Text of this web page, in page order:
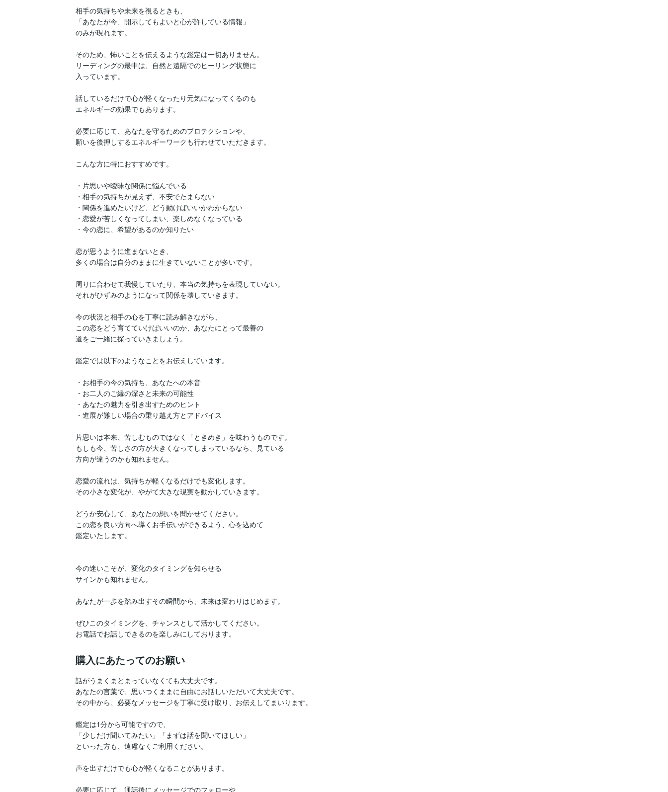
相手の気持ちや未来を視るときも、
「あなたが今、開示してもよいと心が許している情報」
のみが現れます。
そのため、怖いことを伝えるような鑑定は一切ありません。
リーディングの最中は、自然と遠隔でのヒーリング状態に
入っています。
話しているだけで心が軽くなったり元気になってくるのも
エネルギーの効果でもあります。
必要に応じて、あなたを守るためのプロテクションや、
願いを後押しするエネルギーワークも行わせていただきます。
こんな方に特におすすめです。
・片思いや曖昧な関係に悩んでいる
・相手の気持ちが見えず、不安でたまらない
・関係を進めたいけど、どう動けばいいかわからない
・恋愛が苦しくなってしまい、楽しめなくなっている
・今の恋に、希望があるのか知りたい
恋が思うように進まないとき、
多くの場合は自分のままに生きていないことが多いです。
周りに合わせて我慢していたり、本当の気持ちを表現していない。
それがひずみのようになって関係を壊していきます。
今の状況と相手の心を丁寧に読み解きながら、
この恋をどう育てていけばいいのか、あなたにとって最善の
道をご一緒に探っていきましょう。
鑑定では以下のようなことをお伝えしています。
・お相手の今の気持ち、あなたへの本音
・お二人のご縁の深さと未来の可能性
・あなたの魅力を引き出すためのヒント
・進展が難しい場合の乗り越え方とアドバイス
片思いは本来、苦しむものではなく「ときめき」を味わうものです。
もしも今、苦しさの方が大きくなってしまっているなら、見ている
方向が違うのかも知れません。
恋愛の流れは、気持ちが軽くなるだけでも変化します。
その小さな変化が、やがて大きな現実を動かしていきます。
どうか安心して、あなたの想いを聞かせてください。
この恋を良い方向へ導くお手伝いができるよう、心を込めて
鑑定いたします。
今の迷いこそが、変化のタイミングを知らせる
サインかも知れません。
あなたが一歩を踏み出すその瞬間から、未来は変わりはじめます。
ぜひこのタイミングを、チャンスとして活かしてください。
お電話でお話しできるのを楽しみにしております。
購入にあたってのお願い
話がうまくまとまっていなくても大丈夫です。
あなたの言葉で、思いつくままに自由にお話しいただいて大丈夫です。
その中から、必要なメッセージを丁寧に受け取り、お伝えしてまいります。
鑑定は1分から可能ですので、
「少しだけ聞いてみたい」「まずは話を聞いてほしい」
といった方も、遠慮なくご利用ください。
声を出すだけでも心が軽くなることがあります。
必要に応じて、通話後にメッセージでのフォローや